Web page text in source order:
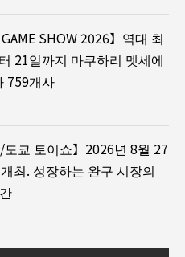
SHOW 2026】역대 최
21일까지 마쿠하리 멧세에
759개사
도쿄 토이쇼】2026년 8월 27
최. 성장하는 완구 시장의